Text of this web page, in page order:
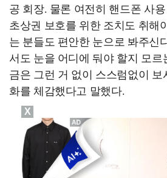
공 회장. 물론 여전히 핸드폰 사
초상권 보호를 위한 조치도 취해
는 분들도 편안한 눈으로 봐주신
서도 눈을 어디에 둬야 할지 모르
금은 그런 거 없이 스스럼없이 보
화를 체감했다고 말했다.
X